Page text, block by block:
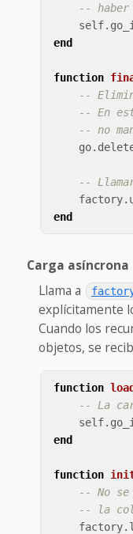
-- haber
self.
end
function
--
-- En
-- no
go.
--
factory.
end
Carga asíncrona
Llama a
explícitamente
Cuando los
objetos, se
function
-- La
self.
end
function
-- No se
-- la
factory.